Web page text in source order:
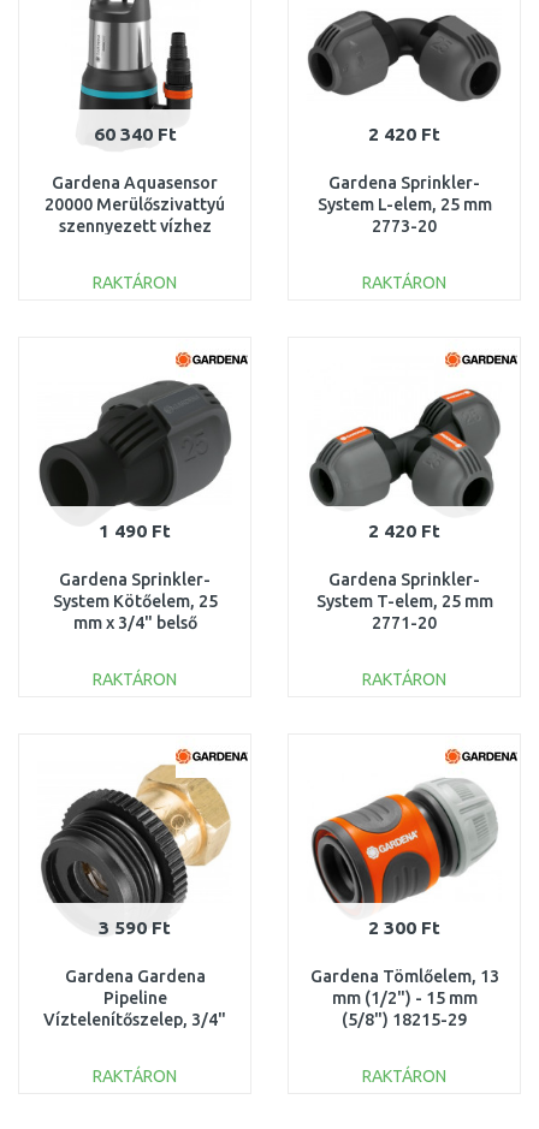
60 340 Ft
Gardena Aquasensor
20000 Merülőszivattyú
szennyezett vízhez
20
RAKTÁRON
Összehasonlítás
2 420 Ft
Gardena Sprinkler-
System L-elem, 25 mm
2773-20
RAKTÁRON
Összehasonlítás
1 490 Ft
Gardena Sprinkler-
System Kötőelem, 25
mm x 3/4" belső
RAKTÁRON
Összehasonlítás
2 420 Ft
Gardena Sprinkler-
System T-elem, 25 mm
2771-20
RAKTÁRON
Összehasonlítás
3 590 Ft
Gardena Gardena
Pipeline
Víztelenítőszelep, 3/4"
RAKTÁRON
2 300 Ft
Gardena Tömlőelem, 13
mm (1/2") - 15 mm
(5/8") 18215-29
RAKTÁRON